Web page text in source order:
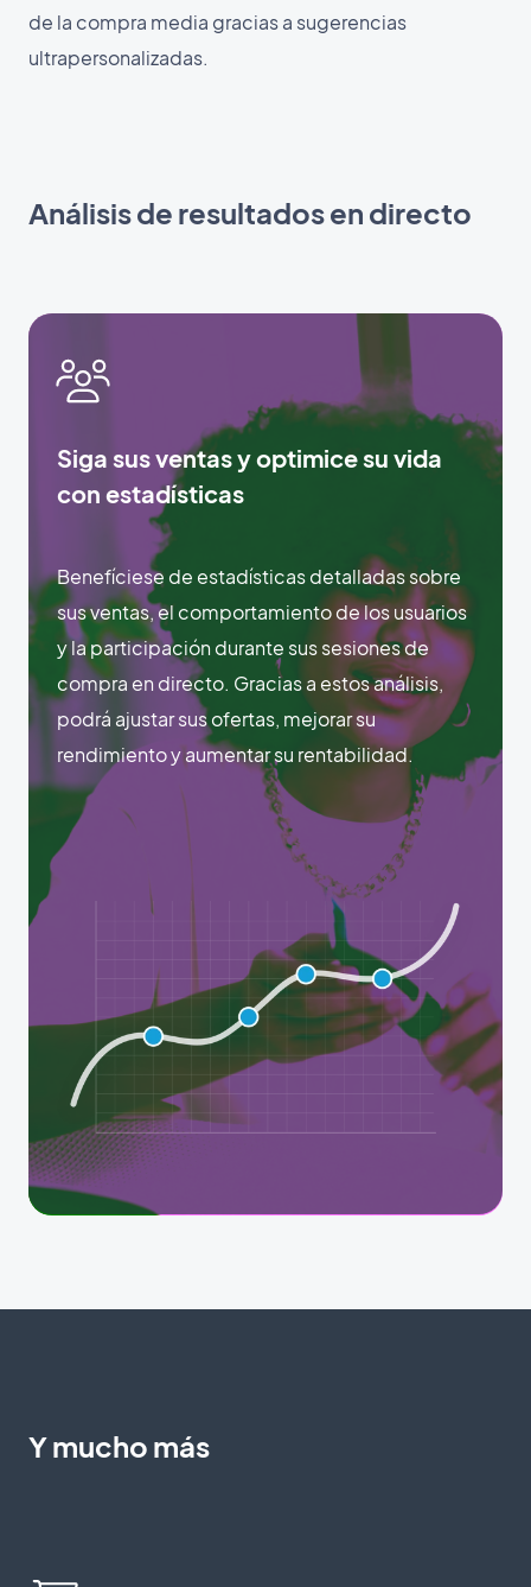
de la compra media gracias a sugerencias
ultrapersonalizadas.
Análisis de resultados en directo
Siga sus ventas y optimice su vida
con estadísticas
Benefíciese de estadísticas detalladas sobre
sus ventas, el comportamiento de los usuarios
y la participación durante sus sesiones de
compra en directo. Gracias a estos análisis,
podrá ajustar sus ofertas, mejorar su
rendimiento y aumentar su rentabilidad.
Y mucho más